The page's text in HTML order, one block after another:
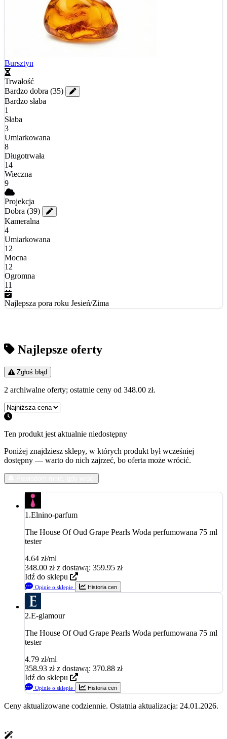
Bursztyn
Trwałość
Bardzo dobra (35)
Bardzo słaba
1
Słaba
3
Umiarkowana
8
Długotrwała
14
Wieczna
9
Projekcja
Dobra (39)
Kameralna
4
Umiarkowana
12
Mocna
12
Ogromna
11
Najlepsza pora roku Jesień/Zima
Najlepsze oferty
Zgłoś błąd
2 archiwalne oferty; ostatnie ceny od 348.00 zł.
Ten produkt jest aktualnie niedostępny
Poniżej znajdziesz sklepy, w których produkt był wcześniej
dostępny — warto do nich zajrzeć, bo oferta może wrócić.
1.Elnino-parfum
The House Of Oud Grape Pearls Woda perfumowana 75 ml
tester
4.64 zł/ml
348.00 zł z dostawą: 359.95 zł
Idź do sklepu
Opinie o sklepie Historia cen
2.E-glamour
The House Of Oud Grape Pearls Woda perfumowana 75 ml
tester
4.79 zł/ml
358.93 zł z dostawą: 370.88 zł
Idź do sklepu
Opinie o sklepie Historia cen
Ceny aktualizowane codziennie. Ostatnia aktualizacja: 24.01.2026.